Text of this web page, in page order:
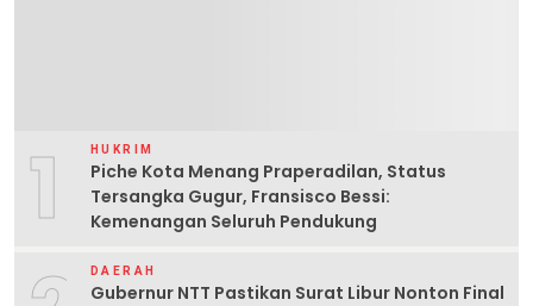
1 HUKRIM
Piche Kota Menang Praperadilan, Status
Tersangka Gugur, Fransisco Bessi:
Kemenangan Seluruh Pendukung
DAERAH
Gubernur NTT Pastikan Surat Libur Nonton Final